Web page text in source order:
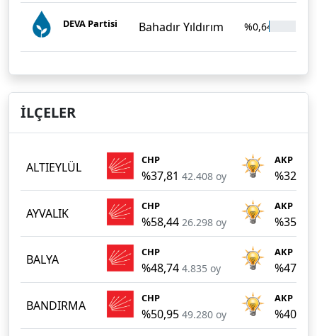
DEVA Partisi Bahadır Yıldırım %0,64
İLÇELER
ALTIEYLÜL CHP
%37,81 42.408 oy
AKP
%32,75
AYVALIK CHP
%58,44 26.298 oy
AKP
%35,24
BALYA CHP
%48,74 4.835 oy
AKP
%47,85
BANDIRMA CHP
%50,95 49.280 oy
AKP
%40,19